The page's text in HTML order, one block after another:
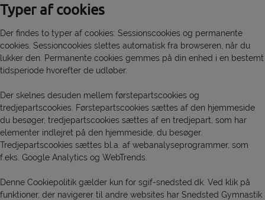
Typer af cookies
Der findes to typer af cookies: Sessionscookies og permanente
cookies. Sessioncookies slettes automatisk fra browseren, når du
lukker den. Permanente cookies gemmes på din enhed i en bestemt
tidsperiode hvorefter de udløber.
Der skelnes desuden mellem førstepartscookies og
tredjepartscookies. Førstepartscookies sættes af den hjemmeside
du besøger, tredjepartscookies sættes af en tredjepart, som har
elementer indlejret på den hjemmeside, du besøger.
Tredjepartscookies sættes bl.a. af webanalyseprogrammer, som
f.eks. Google Analytics og WebTrends.
Denne Cookiepolitik gælder kun for sgif-snedsted.dk. Ved klik på
funktioner, der navigerer til andre websites har Snedsted Gymnastik